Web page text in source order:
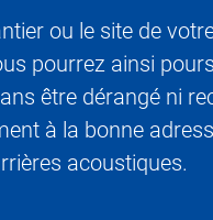
ou le site de
pourrez ainsi
être dérangé ni
à la bonne
acoustiques.